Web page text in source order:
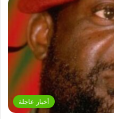
أخبار عاجلة